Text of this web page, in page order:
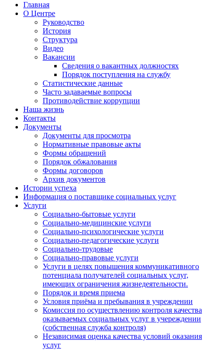
Главная
О Центре
Руководство
История
Структура
Видео
Вакансии
Сведения о вакантных должностях
Порядок поступления на службу
Статистические данные
Часто задаваемые вопросы
Противодействие коррупции
Наша жизнь
Контакты
Документы
Документы для просмотра
Нормативные правовые акты
Формы обращений
Порядок обжалования
Формы договоров
Архив документов
Истории успеха
Информация о поставщике социальных услуг
Услуги
Социально-бытовые услуги
Социально-медицинские услуги
Социально-психологические услуги
Социально-педагогические услуги
Социально-трудовые
Социально-правовые услуги
Услуги в целях повышения коммуникативного
потенциала получателей социальных услуг,
имеющих ограничения жизнедеятельности.
Порядок и время приема
Условия приёма и пребывания в учреждении
Комиссия по осуществлению контроля качества
оказываемых социальных услуг в учереждении
(собственная служба контроля)
Независимая оценка качества условий оказания
услуг